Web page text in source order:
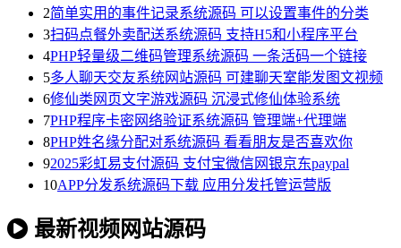
2简单实用的事件记录系统源码 可以设置事件的分类
3扫码点餐外卖配送系统源码 支持H5和小程序平台
4PHP轻量级二维码管理系统源码 一条活码一个链接
5多人聊天交友系统网站源码 可建聊天室能发图文视频
6修仙类网页文字游戏源码 沉浸式修仙体验系统
7PHP程序卡密网络验证系统源码 管理端+代理端
8PHP姓名缘分配对系统源码 看看朋友是否喜欢你
92025彩虹易支付源码 支付宝微信网银京东paypal
10APP分发系统源码下载 应用分发托管运营版
最新视频网站源码